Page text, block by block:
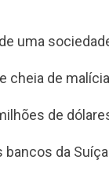
uma
cheia de
de
da